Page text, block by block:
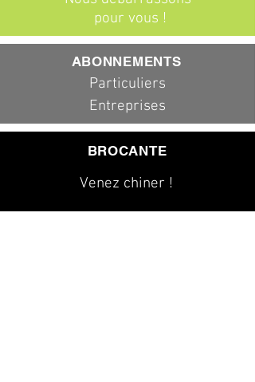
pour vous !
ABONNEMENTS
Particuliers
Entreprises
BROCANTE
Venez chiner !